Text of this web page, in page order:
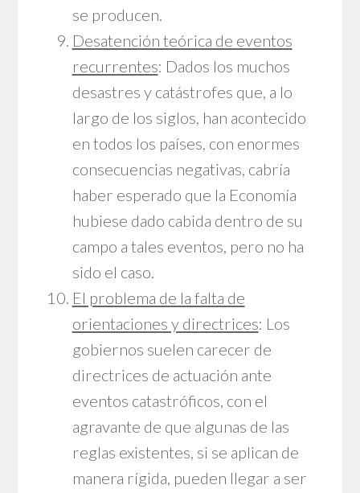
se producen.
Desatención teórica de eventos
recurrentes: Dados los muchos
desastres y catástrofes que, a lo
largo de los siglos, han acontecido
en todos los países, con enormes
consecuencias negativas, cabría
haber esperado que la Economía
hubiese dado cabida dentro de su
campo a tales eventos, pero no ha
sido el caso.
El problema de la falta de
orientaciones y directrices: Los
gobiernos suelen carecer de
directrices de actuación ante
eventos catastróficos, con el
agravante de que algunas de las
reglas existentes, si se aplican de
manera rígida, pueden llegar a ser